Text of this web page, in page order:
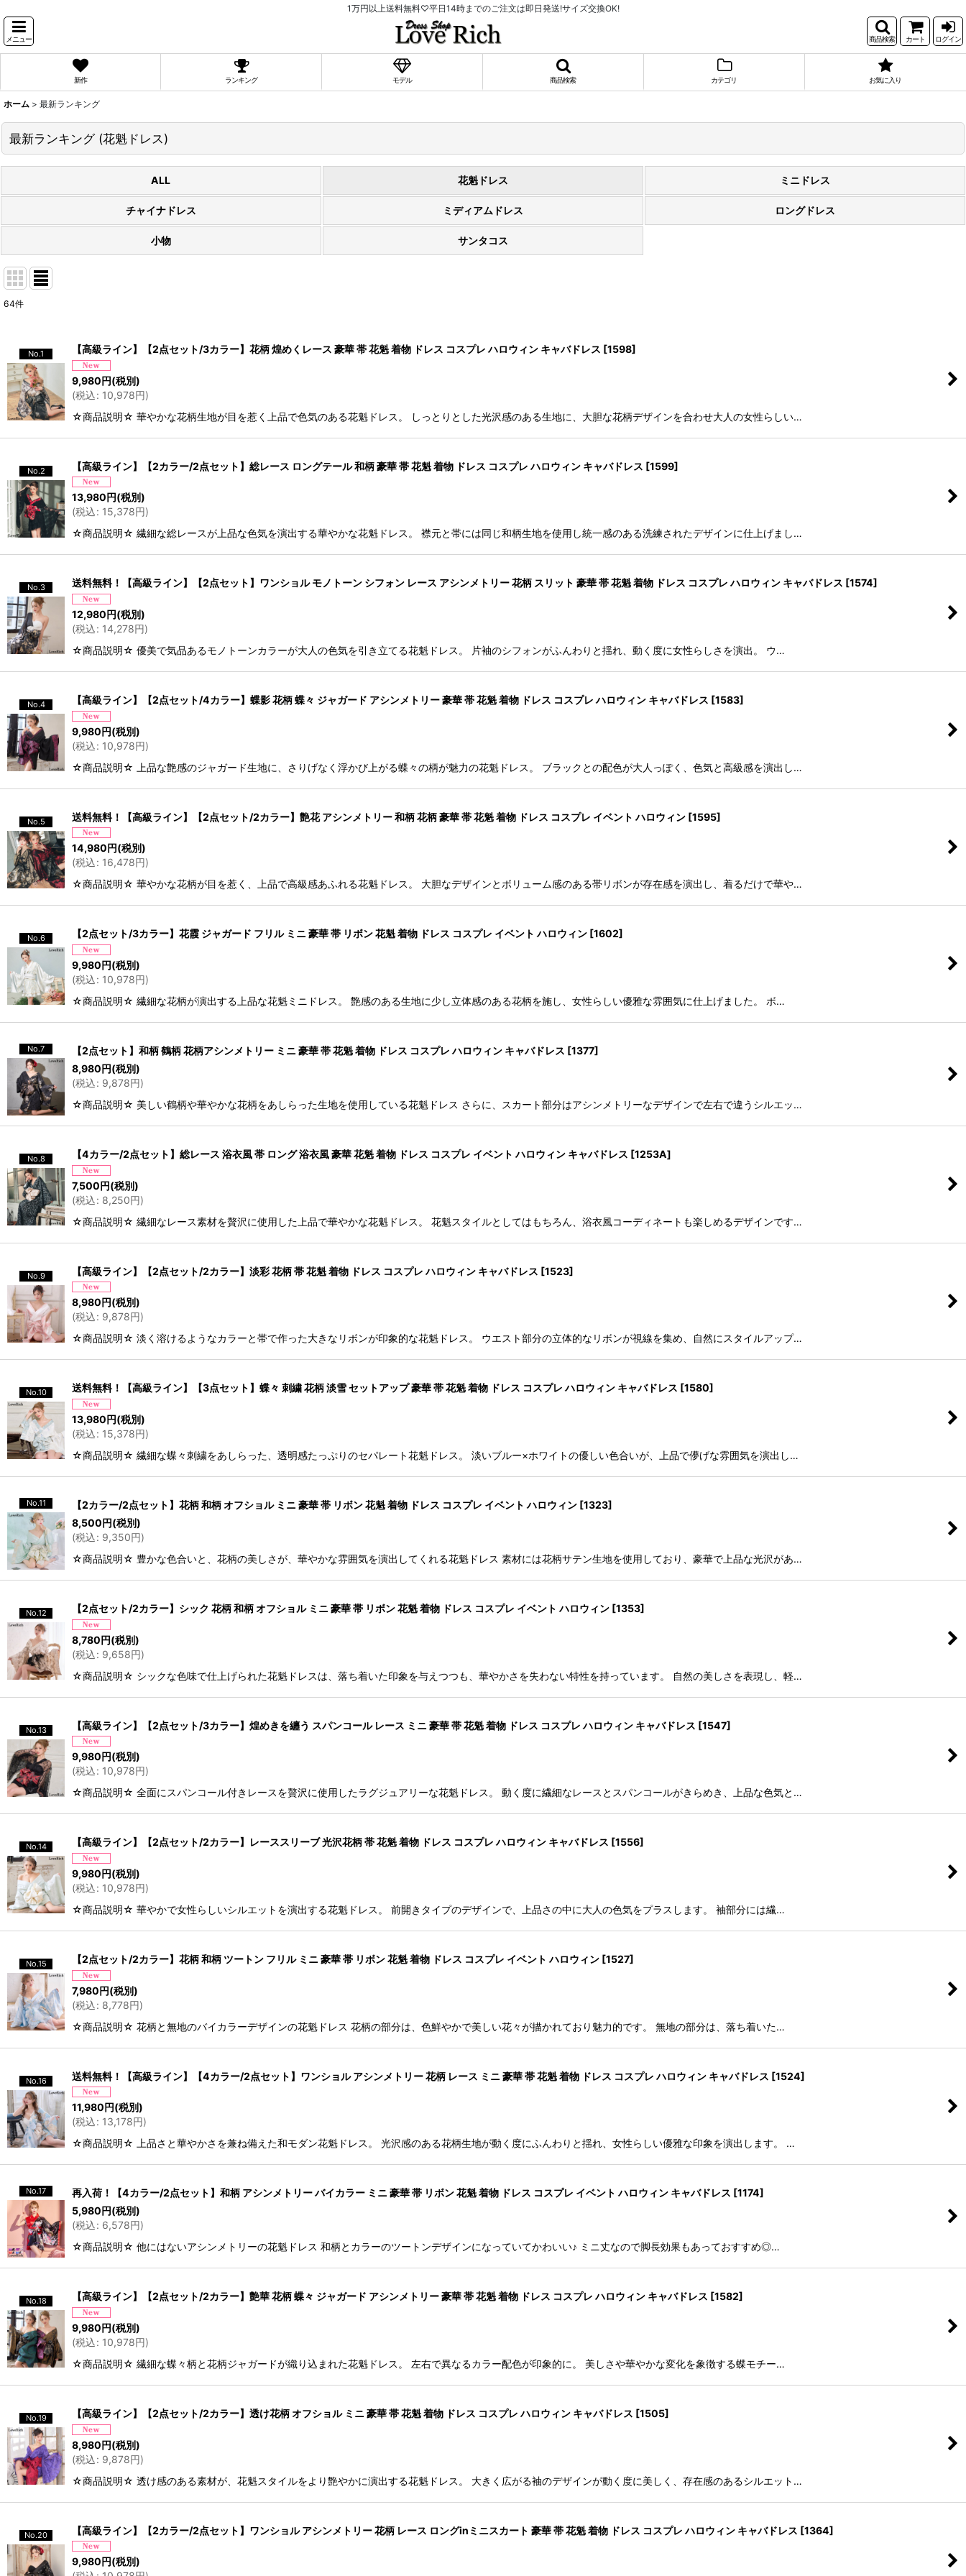
1万円以上送料無料♡平日14時までのご注文は即日発送!サイズ交換OK!
メニュー 商品検索 カート ログイン
新作 ランキング モデル 商品検索 カテゴリ お気に入り
ホーム > 最新ランキング
最新ランキング (花魁ドレス)
ALL 花魁ドレス ミニドレス
チャイナドレス ミディアムドレス ロングドレス
小物 サンタコス
64件
No.1 【高級ライン】【2点セット/3カラー】花柄 煌めくレース 豪華 帯 花魁 着物 ドレス コスプレ ハロウィン キャバドレス [1598]
9,980円(税別)
(税込: 10,978円)
☆商品説明☆ 華やかな花柄生地が目を惹く上品で色気のある花魁ドレス。 しっとりとした光沢感のある生地に、大胆な花柄デザインを合わせ大人の女性らしい…
No.2 【高級ライン】【2カラー/2点セット】総レース ロングテール 和柄 豪華 帯 花魁 着物 ドレス コスプレ ハロウィン キャバドレス [1599]
13,980円(税別)
(税込: 15,378円)
☆商品説明☆ 繊細な総レースが上品な色気を演出する華やかな花魁ドレス。 襟元と帯には同じ和柄生地を使用し統一感のある洗練されたデザインに仕上げまし…
No.3 送料無料！【高級ライン】【2点セット】ワンショル モノトーン シフォン レース アシンメトリー 花柄 スリット 豪華 帯 花魁 着物 ドレス コスプレ ハロウィン キャバドレス [1574]
12,980円(税別)
(税込: 14,278円)
☆商品説明☆ 優美で気品あるモノトーンカラーが大人の色気を引き立てる花魁ドレス。 片袖のシフォンがふんわりと揺れ、動く度に女性らしさを演出。 ウ…
No.4 【高級ライン】【2点セット/4カラー】蝶影 花柄 蝶々 ジャガード アシンメトリー 豪華 帯 花魁 着物 ドレス コスプレ ハロウィン キャバドレス [1583]
9,980円(税別)
(税込: 10,978円)
☆商品説明☆ 上品な艶感のジャガード生地に、さりげなく浮かび上がる蝶々の柄が魅力の花魁ドレス。 ブラックとの配色が大人っぽく、色気と高級感を演出し…
No.5 送料無料！【高級ライン】【2点セット/2カラー】艶花 アシンメトリー 和柄 花柄 豪華 帯 花魁 着物 ドレス コスプレ イベント ハロウィン [1595]
14,980円(税別)
(税込: 16,478円)
☆商品説明☆ 華やかな花柄が目を惹く、上品で高級感あふれる花魁ドレス。 大胆なデザインとボリューム感のある帯リボンが存在感を演出し、着るだけで華や…
No.6 【2点セット/3カラー】花霞 ジャガード フリル ミニ 豪華 帯 リボン 花魁 着物 ドレス コスプレ イベント ハロウィン [1602]
9,980円(税別)
(税込: 10,978円)
☆商品説明☆ 繊細な花柄が演出する上品な花魁ミニドレス。 艶感のある生地に少し立体感のある花柄を施し、女性らしい優雅な雰囲気に仕上げました。 ボ…
No.7 【2点セット】和柄 鶴柄 花柄アシンメトリー ミニ 豪華 帯 花魁 着物 ドレス コスプレ ハロウィン キャバドレス [1377]
8,980円(税別)
(税込: 9,878円)
☆商品説明☆ 美しい鶴柄や華やかな花柄をあしらった生地を使用している花魁ドレス さらに、スカート部分はアシンメトリーなデザインで左右で違うシルエッ…
No.8 【4カラー/2点セット】総レース 浴衣風 帯 ロング 浴衣風 豪華 花魁 着物 ドレス コスプレ イベント ハロウィン キャバドレス [1253A]
7,500円(税別)
(税込: 8,250円)
☆商品説明☆ 繊細なレース素材を贅沢に使用した上品で華やかな花魁ドレス。 花魁スタイルとしてはもちろん、浴衣風コーディネートも楽しめるデザインです…
No.9 【高級ライン】【2点セット/2カラー】淡彩 花柄 帯 花魁 着物 ドレス コスプレ ハロウィン キャバドレス [1523]
8,980円(税別)
(税込: 9,878円)
☆商品説明☆ 淡く溶けるようなカラーと帯で作った大きなリボンが印象的な花魁ドレス。 ウエスト部分の立体的なリボンが視線を集め、自然にスタイルアップ…
No.10 送料無料！【高級ライン】【3点セット】蝶々 刺繍 花柄 淡雪 セットアップ 豪華 帯 花魁 着物 ドレス コスプレ ハロウィン キャバドレス [1580]
13,980円(税別)
(税込: 15,378円)
☆商品説明☆ 繊細な蝶々刺繍をあしらった、透明感たっぷりのセパレート花魁ドレス。 淡いブルー×ホワイトの優しい色合いが、上品で儚げな雰囲気を演出し…
No.11 【2カラー/2点セット】花柄 和柄 オフショル ミニ 豪華 帯 リボン 花魁 着物 ドレス コスプレ イベント ハロウィン [1323]
8,500円(税別)
(税込: 9,350円)
☆商品説明☆ 豊かな色合いと、花柄の美しさが、華やかな雰囲気を演出してくれる花魁ドレス 素材には花柄サテン生地を使用しており、豪華で上品な光沢があ…
No.12 【2点セット/2カラー】シック 花柄 和柄 オフショル ミニ 豪華 帯 リボン 花魁 着物 ドレス コスプレ イベント ハロウィン [1353]
8,780円(税別)
(税込: 9,658円)
☆商品説明☆ シックな色味で仕上げられた花魁ドレスは、落ち着いた印象を与えつつも、華やかさを失わない特性を持っています。 自然の美しさを表現し、軽…
No.13 【高級ライン】【2点セット/3カラー】煌めきを纏う スパンコール レース ミニ 豪華 帯 花魁 着物 ドレス コスプレ ハロウィン キャバドレス [1547]
9,980円(税別)
(税込: 10,978円)
☆商品説明☆ 全面にスパンコール付きレースを贅沢に使用したラグジュアリーな花魁ドレス。 動く度に繊細なレースとスパンコールがきらめき、上品な色気と…
No.14 【高級ライン】【2点セット/2カラー】レーススリーブ 光沢花柄 帯 花魁 着物 ドレス コスプレ ハロウィン キャバドレス [1556]
9,980円(税別)
(税込: 10,978円)
☆商品説明☆ 華やかで女性らしいシルエットを演出する花魁ドレス。 前開きタイプのデザインで、上品さの中に大人の色気をプラスします。 袖部分には繊…
No.15 【2点セット/2カラー】花柄 和柄 ツートン フリル ミニ 豪華 帯 リボン 花魁 着物 ドレス コスプレ イベント ハロウィン [1527]
7,980円(税別)
(税込: 8,778円)
☆商品説明☆ 花柄と無地のバイカラーデザインの花魁ドレス 花柄の部分は、色鮮やかで美しい花々が描かれており魅力的です。 無地の部分は、落ち着いた…
No.16 送料無料！【高級ライン】【4カラー/2点セット】ワンショル アシンメトリー 花柄 レース ミニ 豪華 帯 花魁 着物 ドレス コスプレ ハロウィン キャバドレス [1524]
11,980円(税別)
(税込: 13,178円)
☆商品説明☆ 上品さと華やかさを兼ね備えた和モダン花魁ドレス。 光沢感のある花柄生地が動く度にふんわりと揺れ、女性らしい優雅な印象を演出します。 …
No.17 再入荷！【4カラー/2点セット】和柄 アシンメトリー バイカラー ミニ 豪華 帯 リボン 花魁 着物 ドレス コスプレ イベント ハロウィン キャバドレス [1174]
5,980円(税別)
(税込: 6,578円)
☆商品説明☆ 他にはないアシンメトリーの花魁ドレス 和柄とカラーのツートンデザインになっていてかわいい♪ ミニ丈なので脚長効果もあっておすすめ◎…
No.18 【高級ライン】【2点セット/2カラー】艶華 花柄 蝶々 ジャガード アシンメトリー 豪華 帯 花魁 着物 ドレス コスプレ ハロウィン キャバドレス [1582]
9,980円(税別)
(税込: 10,978円)
☆商品説明☆ 繊細な蝶々柄と花柄ジャガードが織り込まれた花魁ドレス。 左右で異なるカラー配色が印象的に。 美しさや華やかな変化を象徴する蝶モチー…
No.19 【高級ライン】【2点セット/2カラー】透け花柄 オフショル ミニ 豪華 帯 花魁 着物 ドレス コスプレ ハロウィン キャバドレス [1505]
8,980円(税別)
(税込: 9,878円)
☆商品説明☆ 透け感のある素材が、花魁スタイルをより艶やかに演出する花魁ドレス。 大きく広がる袖のデザインが動く度に美しく、存在感のあるシルエット…
No.20 【高級ライン】【2カラー/2点セット】ワンショル アシンメトリー 花柄 レース ロングinミニスカート 豪華 帯 花魁 着物 ドレス コスプレ ハロウィン キャバドレス [1364]
9,980円(税別)